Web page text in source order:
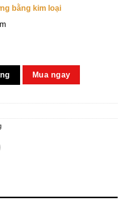
bằng kim loại
kim loại số lượng
Mua ngay